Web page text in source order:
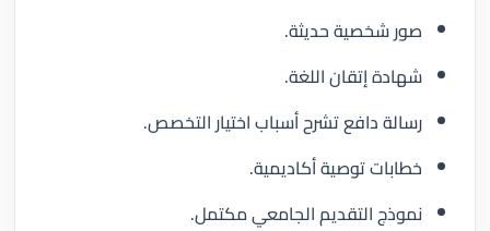
صور شخصية حديثة.
شهادة إتقان اللغة.
رسالة دافع تشرح أسباب اختيار التخصص.
خطابات توصية أكاديمية.
نموذج التقديم الجامعي مكتمل.